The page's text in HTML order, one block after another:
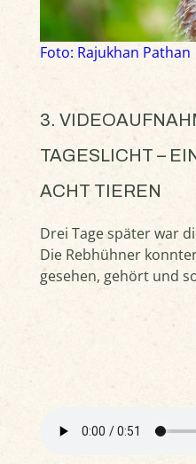
Foto: Rajukhan Pathan
3.
TAGESLICHT –
ACHT TIEREN
Drei Tage später war
Die Rebhühner
gesehen, gehört und